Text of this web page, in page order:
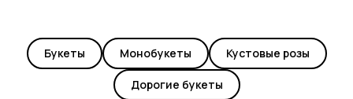
Букеты Монобукеты Кустовые розы
Дорогие букеты